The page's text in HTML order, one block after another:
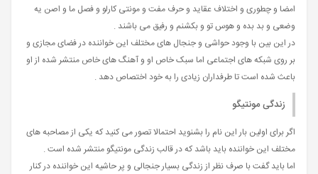
امضا و چطوری و اختلاف عقاید و حرف مفت و مونتی کارلو و فصل ما و اصن یه
وضعی و بد بده و هوس تو و بکشنم و رفیق می باشند .
در این بین با وجود حواشی و جنجال های مختلف این خواننده در فضای مجازی و
بر روی شبکه های اجتماعی اما سبک خاص او و آهنگ های خاص منتشر شده از او
باعث شده است تا طرفداران زیادی را به خود اختصاص دهد .
زندگی مونتیگو
اگر برای اولین بار این نام را بشنوید احتمالا تصور می کنید که یکی از مصاحبه های
مختلف این خواننده باید باشد که در قالب زندگی مونتیگو منتشر شده است .
اما باید گفت با صرف نظر از زندگی بسیار جنجالی و پر حاشیه این خواننده در کنار